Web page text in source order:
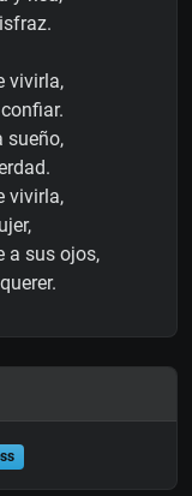
vivirla,
sueño,
vivirla,
a sus ojos,